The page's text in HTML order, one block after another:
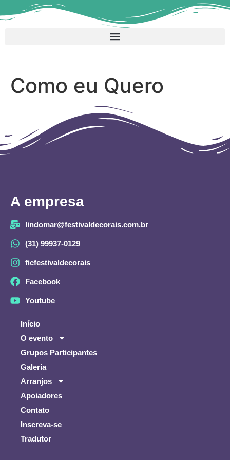
Como eu Quero
A empresa
lindomar@festivaldecorais.com.br
(31) 99937-0129
ficfestivaldecorais
Facebook
Youtube
Início
O evento
Grupos Participantes
Galeria
Arranjos
Apoiadores
Contato
Inscreva-se
Tradutor